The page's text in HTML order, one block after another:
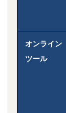
オンライン
ツール